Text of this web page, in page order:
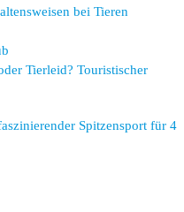
bei Tieren
Tierleid? Touristischer
Spitzensport für 4